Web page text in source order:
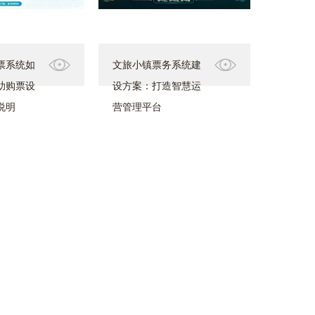
系统如
购票设
明
文旅小镇票务系统建
设方案：打造智慧运
营管理平台